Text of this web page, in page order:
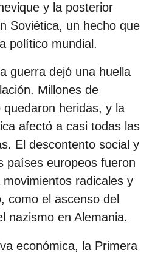
y la posterior
Soviética, un hecho que
político mundial.
guerra dejó una huella
Millones de
heridas, y la
afectó a casi todas las
El descontento social y
países europeos fueron
radicales y
como el ascenso del
nazismo en Alemania.
económica, la Primera